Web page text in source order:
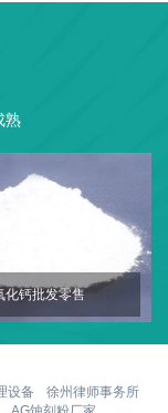
熟
化钙批发零售
设备
徐州律师事务所